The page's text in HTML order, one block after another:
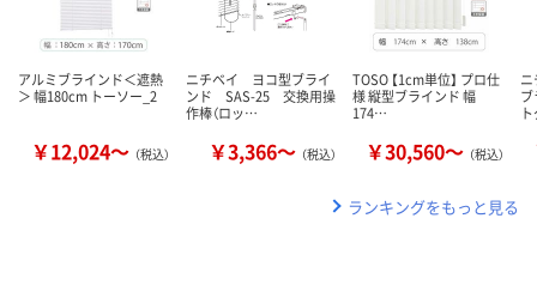
アルミブラインド＜遮熱
＞ 幅180cm トーソー_2
￥12,024～ （税込）
ニチベイ ヨコ型ブライ
ンド SAS-25 交換用操
作棒（ロッ…
￥3,366～ （税込）
TOSO 【1cm単位】 プロ仕
様 縦型ブラインド 幅
174…
￥30,560～ （税込）
ランキングをもっと見る